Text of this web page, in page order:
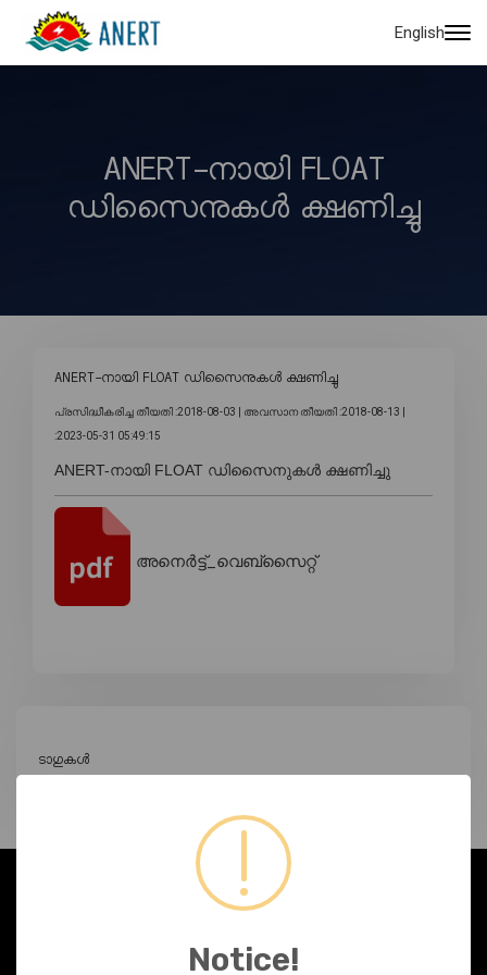
English
ANERT-നായി FLOAT
ഡിസൈനുകൾ ക്ഷണിച്ചു
ANERT-നായി FLOAT ഡിസൈനുകൾ ക്ഷണിച്ചു
പ്രസിദ്ധീകരിച്ച തീയതി :2018-08-03 | അവസാന തീയതി :2018-08-13 |
:2023-05-31 05:49:15
ANERT-നായി FLOAT ഡിസൈനുകൾ ക്ഷണിച്ചു
അനെർട്ട്_വെബ്സൈറ്റ്
ടാഗുകൾ
Notice!